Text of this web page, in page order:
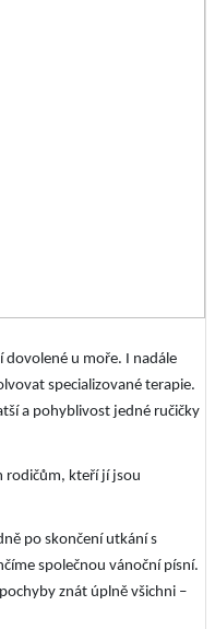
dovolené u moře. I nadále
specializované terapie.
a pohyblivost jedné ručičky
rodičům, kteří jí jsou
po skončení utkání s
společnou vánoční písní.
znát úplně všichni –